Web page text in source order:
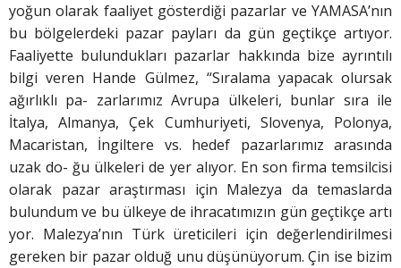
yoğun olarak faaliyet gösterdiği pazarlar ve YAMASA’nın
bu bölgelerdeki pazar payları da gün geçtikçe artıyor.
Faaliyette bulundukları pazarlar hakkında bize ayrıntılı
bilgi veren Hande Gülmez, “Sıralama yapacak olursak
ağırlıklı pa- zarlarımız Avrupa ülkeleri, bunlar sıra ile
İtalya, Almanya, Çek Cumhuriyeti, Slovenya, Polonya,
Macaristan, İngiltere vs. hedef pazarlarımız arasında
uzak do- ğu ülkeleri de yer alıyor. En son firma temsilcisi
olarak pazar araştırması için Malezya da temaslarda
bulundum ve bu ülkeye de ihracatımızın gün geçtikçe artı
yor. Malezya’nın Türk üreticileri için değerlendirilmesi
gereken bir pazar olduğ unu düşünüyorum. Çin ise bizim